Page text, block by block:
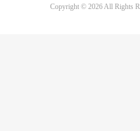
Copyright © 2026 All Rights